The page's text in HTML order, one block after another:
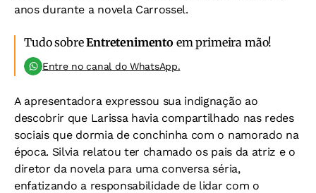
anos durante a novela Carrossel.
Tudo sobreEntretenimento em primeira mão!
Entre no canal do WhatsApp.
A apresentadora expressou sua indignação ao
descobrir que Larissa havia compartilhado nas redes
sociais que dormia de conchinha com o namorado na
época. Silvia relatou ter chamado os pais da atriz e o
diretor da novela para uma conversa séria,
enfatizando a responsabilidade de lidar com o